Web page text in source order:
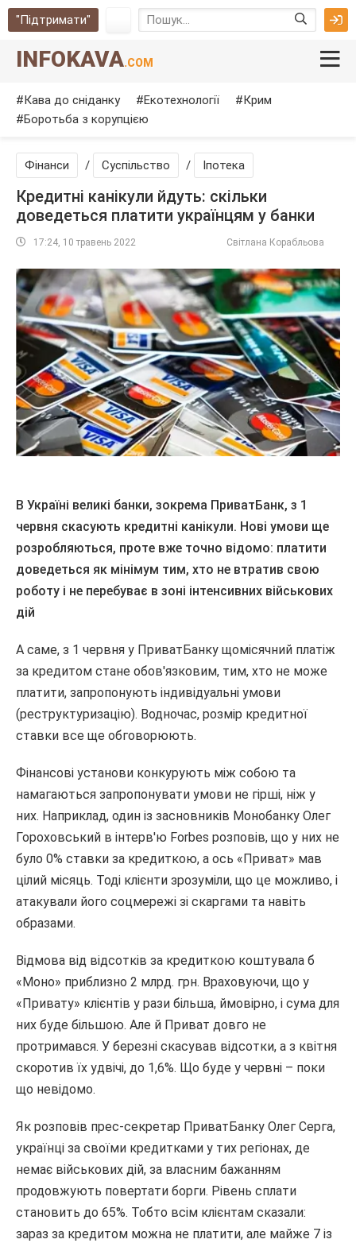
"Підтримати"
INFOKAVA.COM
Кава до сніданку Екотехнології
Крим
Боротьба з корупцією
Фінанси / Суспільство / Іпотека
Кредитні канікули йдуть: скільки
доведеться платити українцям у банки
17:24, 10 травень 2022 Світлана Корабльова
В Україні великі банки, зокрема ПриватБанк, з 1
червня скасують кредитні канікули. Нові умови ще
розробляються, проте вже точно відомо: платити
доведеться як мінімум тим, хто не втратив свою
роботу і не перебуває в зоні інтенсивних військових
дій
А саме, з 1 червня у ПриватБанку щомісячний платіж
за кредитом стане обов'язковим, тим, хто не може
платити, запропонують індивідуальні умови
(реструктуризацію). Водночас, розмір кредитної
ставки все ще обговорюють.
Фінансові установи конкурують між собою та
намагаються запропонувати умови не гірші, ніж у
них. Наприклад, один із засновників Монобанку Олег
Гороховський в інтерв'ю Forbes розповів, що у них не
було 0% ставки за кредиткою, а ось «Приват» мав
цілий місяць. Тоді клієнти зрозуміли, що це можливо, і
атакували його соцмережі зі скаргами та навіть
образами.
Відмова від відсотків за кредиткою коштувала б
«Моно» приблизно 2 млрд. грн. Враховуючи, що у
«Привату» клієнтів у рази більша, ймовірно, і сума для
них буде більшою. Але й Приват довго не
протримався. У березні скасував відсотки, а з квітня
скоротив їх удвічі, до 1,6%. Що буде у червні – поки
що невідомо.
Як розповів прес-секретар ПриватБанку Олег Серга,
українці за своїми кредитками у тих регіонах, де
немає військових дій, за власним бажанням
продовжують повертати борги. Рівень сплати
становить до 65%. Тобто всім клієнтам сказали:
зараз за кредитом можна не платити, але майже 7 із